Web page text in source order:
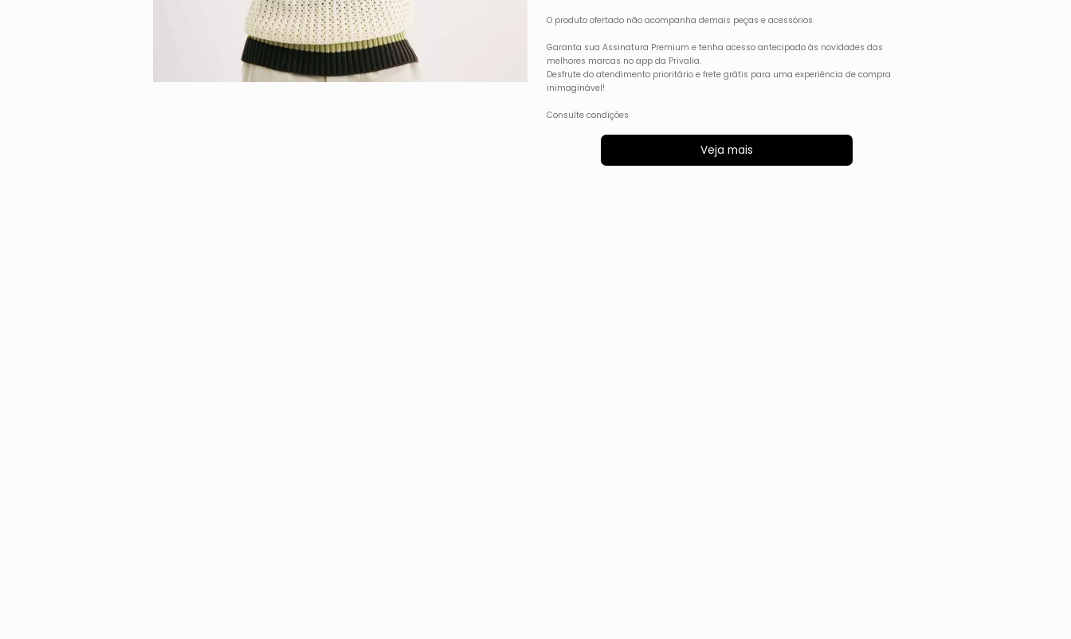
O produto ofertado não acompanha demais peças e acessórios.
Garanta sua Assinatura Premium e tenha acesso antecipado às novidades das
melhores marcas no app da Privalia.
Desfrute do atendimento prioritário e frete grátis para uma experiência de compra
inimaginável!
Consulte condições
Veja mais